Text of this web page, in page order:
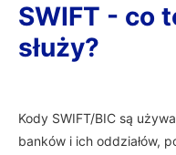
SWIFT - co
służy?
Kody SWIFT/BIC są
banków i ich oddziałów,